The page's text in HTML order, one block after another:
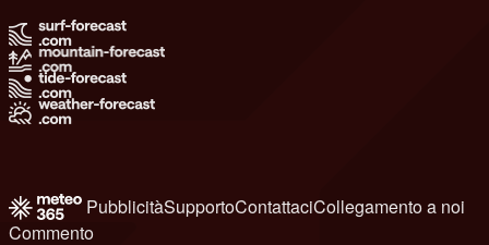
PubblicitàSupportoContattaciCollegamento a noi
Commento